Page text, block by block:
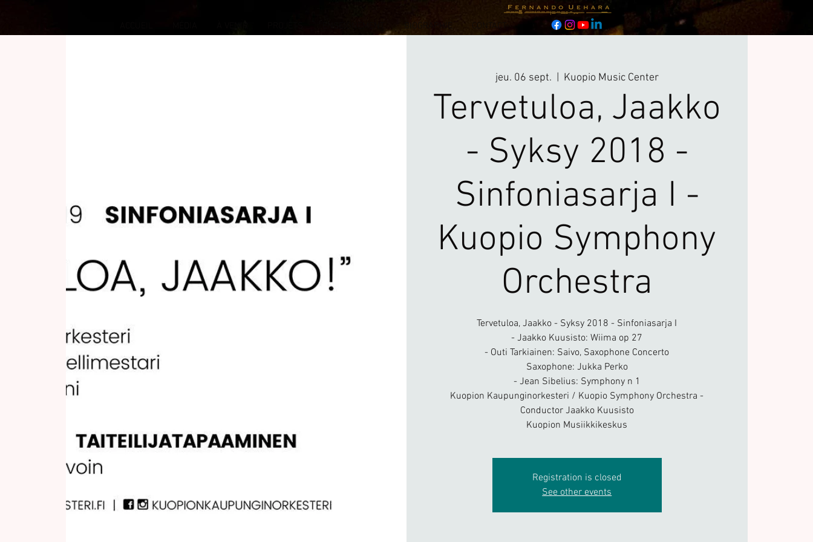
BIOGRAPHIE CONTACT
jeu. 06 sept. Kuopio Music Center
Tervetuloa, Jaakko
- Syksy 2018 -
Sinfoniasarja I -
Kuopio Symphony
Orchestra
Tervetuloa, Jaakko - Syksy 2018 - Sinfoniasarja I
- Jaakko Kuusisto: Wiima op 27
- Outi Tarkiainen: Saivo, Saxophone Concerto
Saxophone: Jukka Perko
- Jean Sibelius: Symphony n 1
Kuopion Kaupunginorkesteri / Kuopio Symphony Orchestra -
Conductor Jaakko Kuusisto
Kuopion Musiikkikeskus
Registration is closed
See other events